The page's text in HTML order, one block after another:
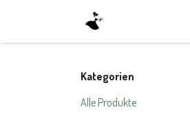
Kategorien
Alle Produkte